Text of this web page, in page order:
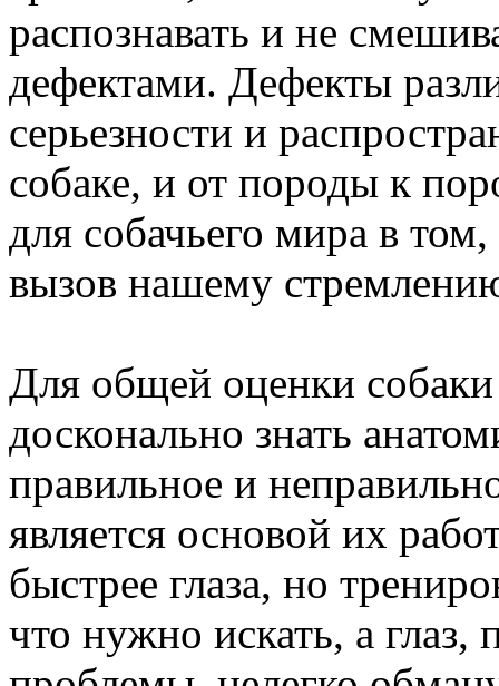
распознавать и не
дефектами. Дефекты
серьезности и
собаке, и от породы к
для собачьего мира в
вызов нашему
Для общей оценки собаки
досконально знать
правильное и
является основой их
быстрее глаза, но
что нужно искать, а